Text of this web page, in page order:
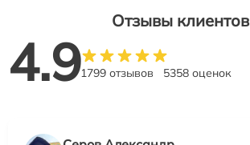
Отзывы клиентов
4.91799 отзывов 5358 оценок